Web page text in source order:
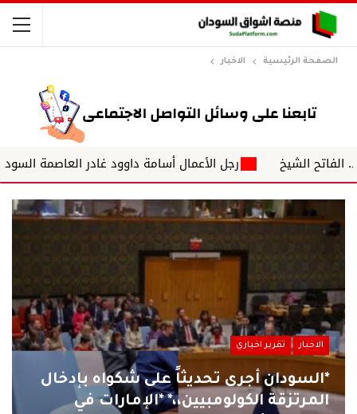
الصفحة الرئيسية الاخبار
رجل الأعمال أسامة داوود غادر العاصمة السودانية
الاخبار تقرير اخباري
*السودان أجرى تحديثاً على شكواه بإدخال
المرتزقة الكولومبيين،،* *الإمارات في